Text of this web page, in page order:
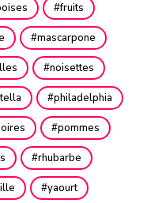
fruits
mascarpone
noisettes
philadelphia
pommes
rhubarbe
yaourt